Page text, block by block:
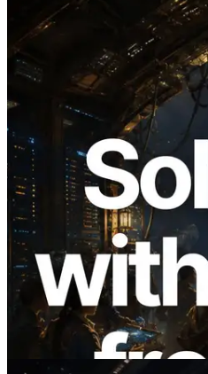
2026.08.05
ERPC erweitert
um Ping-Messung aus
Regionen —
ebenfalls gestartet
Lesen Sie diesen Artikel